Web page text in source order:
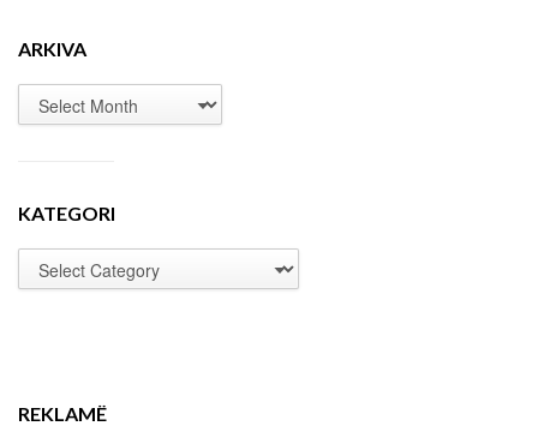
ARKIVA
KATEGORI
REKLAMË